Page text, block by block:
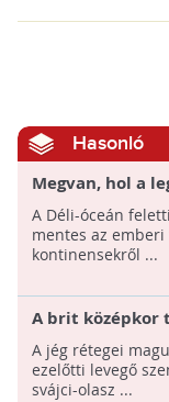
Hasonló
Megvan, hol a
A Déli-óceán
mentes az
kontinensekről ...
A brit középkor
Becket haláláról
zárt
A jég rétegei
ezelőtti levegő
svájci-olasz ...